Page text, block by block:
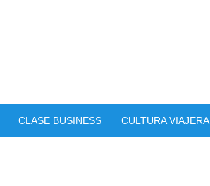
CLASE BUSINESS CULTURA VIAJERA